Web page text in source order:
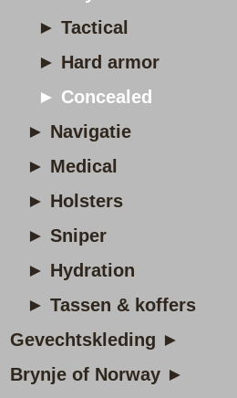
► Tactical
► Hard armor
► Concealed
► Navigatie
► Medical
► Holsters
► Sniper
► Hydration
► Tassen & koffers
Gevechtskleding ►
Brynje of Norway ►